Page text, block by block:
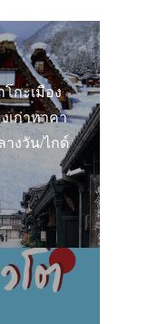
โกะเมือง
เก่าทาคา
างวัน/ไกด์